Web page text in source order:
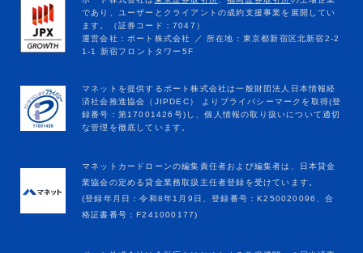
マネットカードローンの編集責任者および編集者は、日本貸金
業協会の定める貸金業務取扱主任者登録を受けています。
(登録年月日：令和8年1月9日、登録番号：K250020096、合
格証書番号：F241000177)